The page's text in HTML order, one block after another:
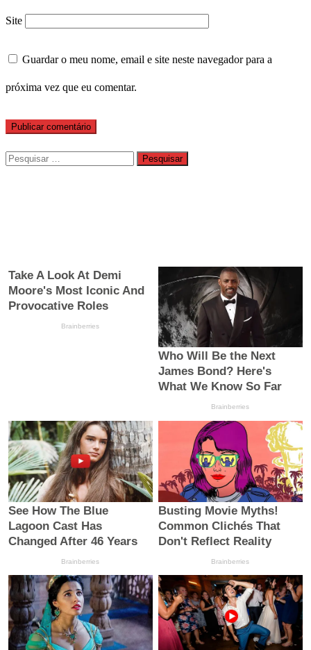
Site
Guardar o meu nome, email e site neste navegador para a
próxima vez que eu comentar.
Pesquisar
por: